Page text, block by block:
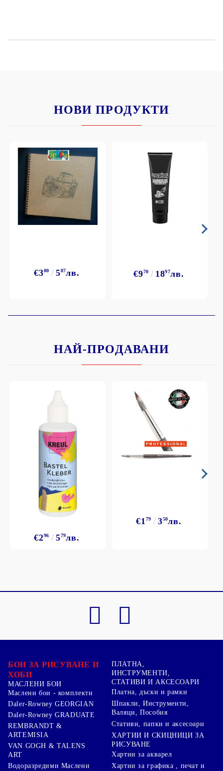
НОВИ ПРОДУКТИ
€300 587лв. €970 1897лв.
НАЙ-ПРОДАВАНИ
€296 579лв.
€179 350лв.
БОИ ЗА РИСУВАНЕ И
ХОБИ
МАСЛЕНИ БОИ
Маслени бои - комплекти
Daler-Rowney GEORGIAN
Daler-Rowney GRADUATE
REMBRANDT &
ARTEMISIA
VAN GOGH & TALENS
ART
Водоразредими Маслени
ПЛАТНА,
ИНСТРУМЕНТИ,
СТАТИВИ И АКСЕСОАРИ
Платна, дъски и рамки
Шпакли, Инструменти,
Валяци, Пособия
Стативи, папки и аксесоари
ХАРТИИ И СКИЦНИЦИ ЗА
РИСУВАНЕ
Хартии за акварел
Хартии за графика , печат и